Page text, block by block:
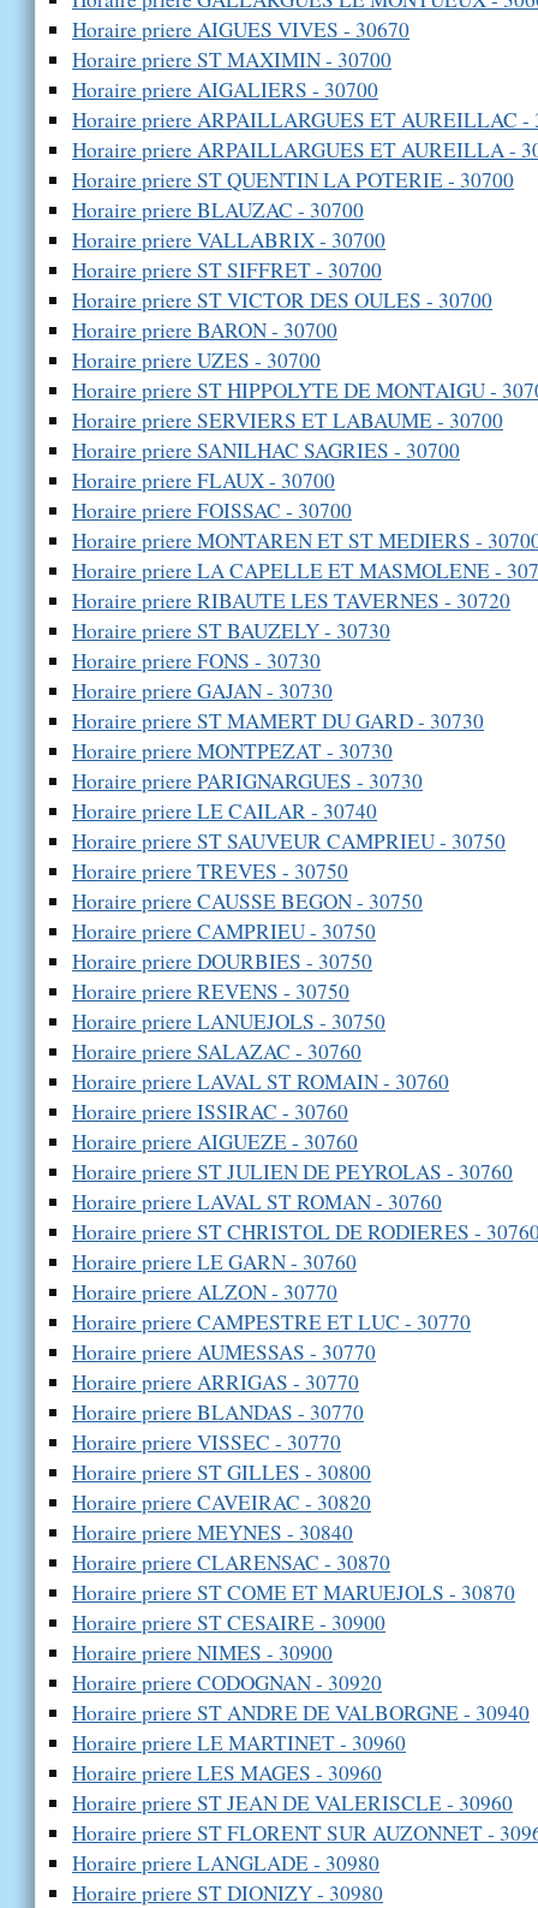
Horaire priere AIGUES VIVES - 30670
Horaire priere ST MAXIMIN - 30700
Horaire priere AIGALIERS - 30700
Horaire priere ARPAILLARGUES ET AUREILLAC -
Horaire priere ARPAILLARGUES ET AUREILLA -
Horaire priere ST QUENTIN LA POTERIE - 30700
Horaire priere BLAUZAC - 30700
Horaire priere VALLABRIX - 30700
Horaire priere ST SIFFRET - 30700
Horaire priere ST VICTOR DES OULES - 30700
Horaire priere BARON - 30700
Horaire priere UZES - 30700
Horaire priere ST HIPPOLYTE DE MONTAIGU -
Horaire priere SERVIERS ET LABAUME - 30700
Horaire priere SANILHAC SAGRIES - 30700
Horaire priere FLAUX - 30700
Horaire priere FOISSAC - 30700
Horaire priere MONTAREN ET ST MEDIERS -
Horaire priere LA CAPELLE ET MASMOLENE -
Horaire priere RIBAUTE LES TAVERNES - 30720
Horaire priere ST BAUZELY - 30730
Horaire priere FONS - 30730
Horaire priere GAJAN - 30730
Horaire priere ST MAMERT DU GARD - 30730
Horaire priere MONTPEZAT - 30730
Horaire priere PARIGNARGUES - 30730
Horaire priere LE CAILAR - 30740
Horaire priere ST SAUVEUR CAMPRIEU - 30750
Horaire priere TREVES - 30750
Horaire priere CAUSSE BEGON - 30750
Horaire priere CAMPRIEU - 30750
Horaire priere DOURBIES - 30750
Horaire priere REVENS - 30750
Horaire priere LANUEJOLS - 30750
Horaire priere SALAZAC - 30760
Horaire priere LAVAL ST ROMAIN - 30760
Horaire priere ISSIRAC - 30760
Horaire priere AIGUEZE - 30760
Horaire priere ST JULIEN DE PEYROLAS - 30760
Horaire priere LAVAL ST ROMAN - 30760
Horaire priere ST CHRISTOL DE RODIERES -
Horaire priere LE GARN - 30760
Horaire priere ALZON - 30770
Horaire priere CAMPESTRE ET LUC - 30770
Horaire priere AUMESSAS - 30770
Horaire priere ARRIGAS - 30770
Horaire priere BLANDAS - 30770
Horaire priere VISSEC - 30770
Horaire priere ST GILLES - 30800
Horaire priere CAVEIRAC - 30820
Horaire priere MEYNES - 30840
Horaire priere CLARENSAC - 30870
Horaire priere ST COME ET MARUEJOLS - 30870
Horaire priere ST CESAIRE - 30900
Horaire priere NIMES - 30900
Horaire priere CODOGNAN - 30920
Horaire priere ST ANDRE DE VALBORGNE - 30940
Horaire priere LE MARTINET - 30960
Horaire priere LES MAGES - 30960
Horaire priere ST JEAN DE VALERISCLE - 30960
Horaire priere ST FLORENT SUR AUZONNET -
Horaire priere LANGLADE - 30980
Horaire priere ST DIONIZY - 30980